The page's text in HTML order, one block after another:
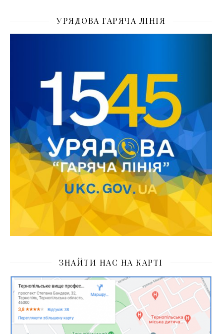
УРЯДОВА ГАРЯЧА ЛІНІЯ
ЗНАЙТИ НАС НА КАРТІ